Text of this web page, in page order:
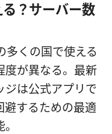
？サーバー数
くの国で使える
度が異なる。最新
ジは公式アプリで
避するための最適